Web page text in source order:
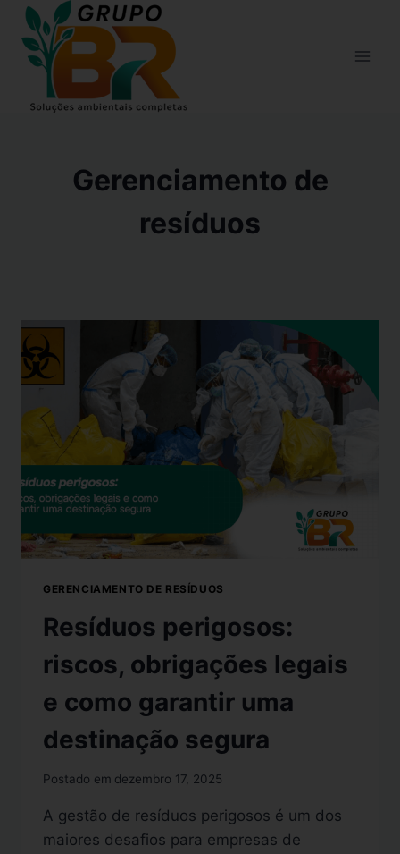
Gerenciamento de
resíduos
GERENCIAMENTO DE RESÍDUOS
Resíduos perigosos:
riscos, obrigações legais
e como garantir uma
destinação segura
Postado em dezembro 17, 2025
A gestão de resíduos perigosos é um dos
maiores desafios para empresas de